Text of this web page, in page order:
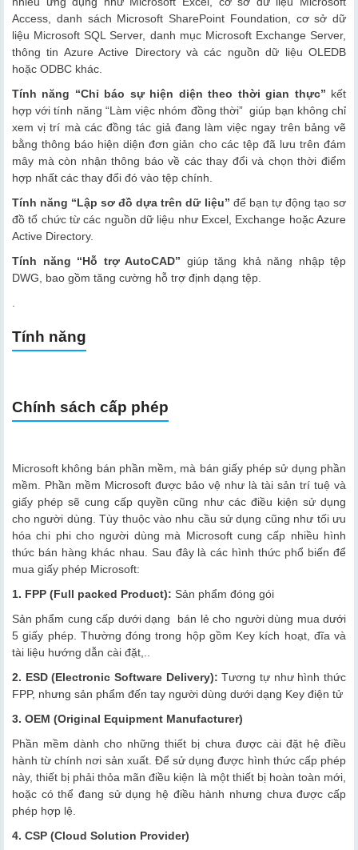
Access, danh sách Microsoft SharePoint Foundation, cơ sở dữ
liệu Microsoft SQL Server, danh mục Microsoft Exchange Server,
thông tin Azure Active Directory và các nguồn dữ liệu OLEDB
hoặc ODBC khác.
Tính năng “Chỉ báo sự hiện diện theo thời gian thực” kết
hợp với tính năng “Làm việc nhóm đồng thời” giúp bạn không chỉ
xem vị trí mà các đồng tác giả đang làm việc ngay trên bảng vẽ
bằng thông báo hiện diện đơn giản cho các tệp đã lưu trên đám
mây mà còn nhận thông báo về các thay đổi và chọn thời điểm
hợp nhất các thay đổi đó vào tệp chính.
Tính năng “Lập sơ đồ dựa trên dữ liệu” để bạn tự động tạo sơ
đồ tổ chức từ các nguồn dữ liệu như Excel, Exchange hoặc Azure
Active Directory.
Tính năng “Hỗ trợ AutoCAD” giúp tăng khả năng nhập tệp
DWG, bao gồm tăng cường hỗ trợ định dạng tệp.
Tính năng
Chính sách cấp phép
Microsoft không bán phần mềm, mà bán giấy phép sử dụng phần
mềm. Phần mềm Microsoft được bảo vệ như là tài sản trí tuệ và
giấy phép sẽ cung cấp quyền cũng như các điều kiện sử dụng
cho người dùng. Tùy thuộc vào nhu cầu sử dụng cũng như tối ưu
hóa chi phi cho người dùng mà Microsoft cung cấp nhiều hình
thức bán hàng khác nhau. Sau đây là các hình thức phổ biến để
mua giấy phép Microsoft:
1. FPP (Full packed Product): Sản phẩm đóng gói
Sản phẩm cung cấp dưới dạng bán lẻ cho người dùng mua dưới
5 giấy phép. Thường đóng trong hộp gồm Key kích hoạt, đĩa và
tài liệu hướng dẫn cài đặt,..
2. ESD (Electronic Software Delivery):Tương tự như hình thức
FPP, nhưng sản phẩm đến tay người dùng dưới dạng Key điện tử
3. OEM (Original Equipment Manufacturer)
Phần mềm dành cho những thiết bị chưa được cài đặt hệ điều
hành từ chính nơi sản xuất. Để sử dụng được hình thức cấp phép
này, thiết bị phải thỏa mãn điều kiện là một thiết bị hoàn toàn mới,
hoặc có thể đang sử dụng hệ điều hành nhưng chưa được cấp
phép hợp lệ.
4. CSP (Cloud Solution Provider)